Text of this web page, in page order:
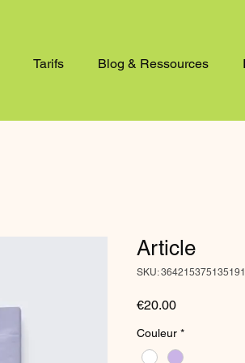
Tarifs Blog & Ressources
Article
SKU: 364215375135191
€20.00Price
Couleur *